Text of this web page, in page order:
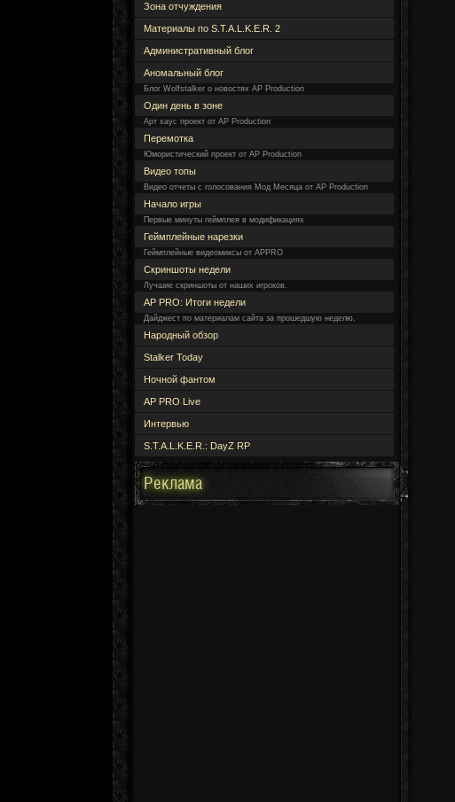
Зона отчуждения
Материалы по S.T.A.L.K.E.R. 2
Административный блог
Аномальный блог
Блог Wolfstalker о новостях AP Production
Один день в зоне
Арт хаус проект от AP Production
Перемотка
Юмористический проект от AP Production
Видео топы
Видео отчеты с голосования Мод Месяца от AP Production
Начало игры
Первые минуты геймплея в модификациях
Геймплейные нарезки
Геймплейные видеомиксы от APPRO
Скриншоты недели
Лучшие скриншоты от наших игроков.
AP PRO: Итоги недели
Дайджест по материалам сайта за прошедшую неделю.
Народный обзор
Stalker Today
Ночной фантом
AP PRO Live
Интервью
S.T.A.L.K.E.R.: DayZ RP
Реклама